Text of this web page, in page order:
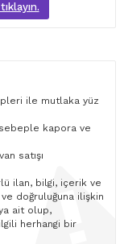
ile mutlaka yüz
sebeple kapora ve
satışı
ilan, bilgi, içerik ve
doğruluğuna ilişkin
ait olup,
herhangi bir